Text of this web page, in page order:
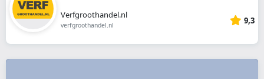
Verfgroothandel.nl
verfgroothandel.nl 9,3